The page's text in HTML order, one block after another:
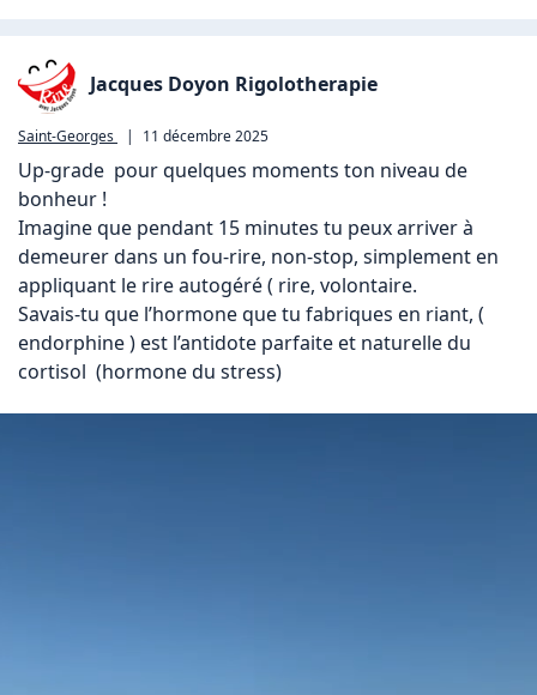
Jacques Doyon Rigolotherapie
Saint-Georges | 11 décembre 2025
Up-grade  pour quelques moments ton niveau de
bonheur !
Imagine que pendant 15 minutes tu peux arriver à
demeurer dans un fou-rire, non-stop, simplement en
appliquant le rire autogéré ( rire, volontaire.
Savais-tu que l’hormone que tu fabriques en riant, (
endorphine ) est l’antidote parfaite et naturelle du
cortisol  (hormone du stress)